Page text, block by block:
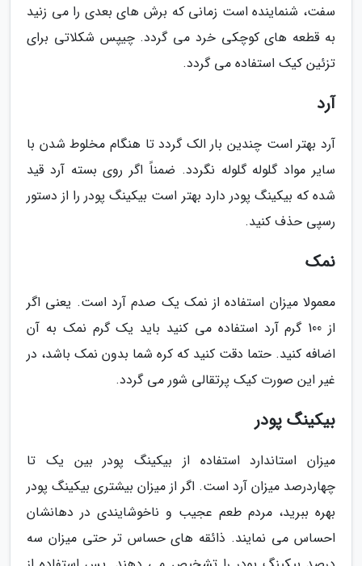
سفت، شنماینده است زمانی که برش های بعدی را می زنید
به قطعه های کوچکی خرد می گردد. چیپس شکلاتی برای
تزئین کیک استفاده می گردد.
آرد
آرد بهتر است چندین بار الک گردد تا هنگام مخلوط شدن با
سایر مواد گلوله گلوله نگردد. ضمناً اگر روی بسته آرد قید
شده که بیکینگ پودر دارد بهتر است بیکینگ پودر را از دستور
رسپی حذف کنید.
نمک
معمولا میزان استفاده از نمک یک صدم آرد است. یعنی اگر
از 100 گرم آرد استفاده می کنید باید یک گرم نمک به آن
اضافه کنید. حتما دقت کنید که کره شما بدون نمک باشد، در
غیر این صورت کیک پرتقالی شور می گردد.
بیکینگ پودر
میزان استاندارد استفاده از بیکینگ پودر بین یک تا
چهاردرصد میزان آرد است. اگر از میزان بیشتری بیکینگ پودر
بهره ببرید، مردم طعم عجیب و ناخوشایندی در دهانشان
احساس می نمایند. ذائقه های حساس تر حتی میزان سه